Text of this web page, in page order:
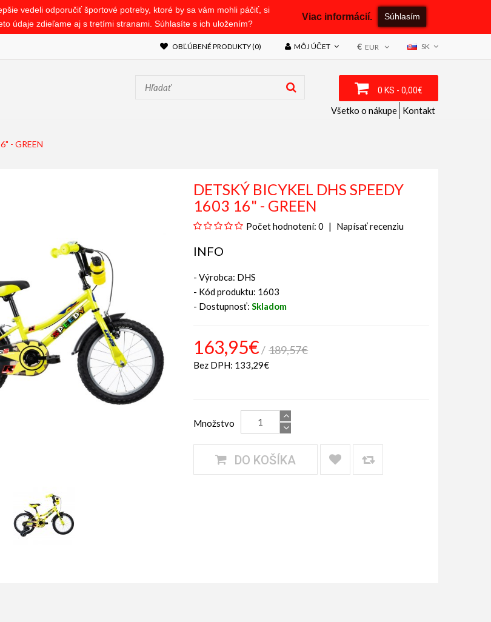
Súhlasím
Viac informácií.
vedeli odporučiť športové potreby, ktoré by sa vám mohli páčiť, si
údaje zdieľame aj s tretími stranami. Súhlasíte s ich uložením?
SK
€ EUR
OBĽÚBENÉ PRODUKTY (0) MÔJ ÚČET
0 KS - 0,00€
Všetko o nákupe Kontakt
- GREEN
DETSKÝ BICYKEL DHS SPEEDY
1603 16" - GREEN
Počet hodnotení: 0 Napísať recenziu
INFO
- Výrobca: DHS
- Kód produktu: 1603
- Dostupnosť: Skladom
163,95€ 189,57€
Bez DPH: 133,29€
Množstvo
DO KOŠÍKA